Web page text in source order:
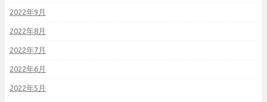
2022年9月
2022年8月
2022年7月
2022年6月
2022年5月